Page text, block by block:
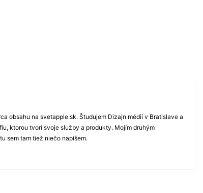
obsahu na svetapple.sk. Študujem Dizajn médií v Bratislave a
ktorou tvorí svoje služby a produkty. Mojím druhým
sem tam tiež niečo napíšem.